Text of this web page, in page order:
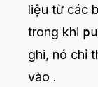
liệu từ các
trong khi
ghi, nó chỉ
vào .